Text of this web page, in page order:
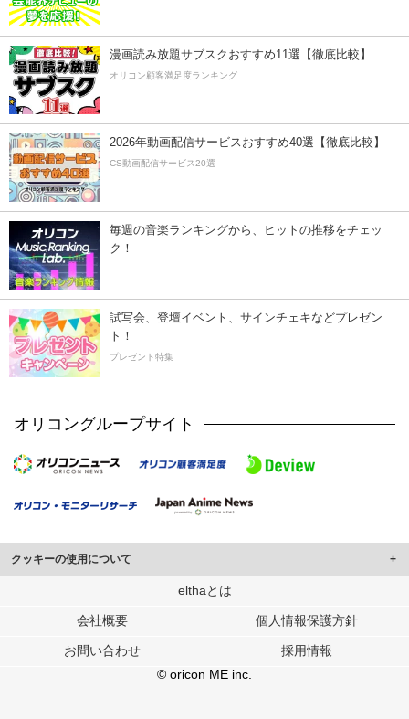
漫画読み放題サブスクおすすめ11選【徹底比較】
オリコン顧客満足度ランキング
2026年動画配信サービスおすすめ40選【徹底比較】
CS動画配信サービス20選
毎週の音楽ランキングから、ヒットの推移をチェッ
ク！
試写会、登壇イベント、サインチェキなどプレゼン
ト！
プレゼント特集
オリコングループサイト
クッキーの使用について
このサイトでは Cookie を使用して、ユーザーに合わせたコンテンツや広告の
行っています。
メディアや広告配信、データ解析の各パートナーに提供しています。
各パートナーは、この情報とユーザーが各パートナーに提供した他の情報や、
ユーザーが各パートナーのサービスを使用したときに収集した他の情報を組み
elthaとは
会社概要 個人情報保護方針
お問い合わせ
採用情報
© oricon ME inc.